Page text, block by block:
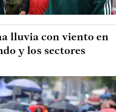
lluvia con viento en
y los sectores